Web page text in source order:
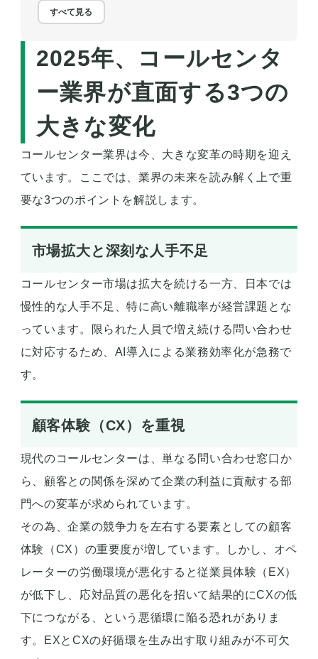
すべて見る
2025年、コールセンタ
ー業界が直面する3つの
大きな変化
コールセンター業界は今、大きな変革の時期を迎え
ています。ここでは、業界の未来を読み解く上で重
要な3つのポイントを解説します。
市場拡大と深刻な人手不足
コールセンター市場は拡大を続ける一方、日本では
慢性的な人手不足、特に高い離職率が経営課題とな
っています。限られた人員で増え続ける問い合わせ
に対応するため、AI導入による業務効率化が急務で
す。
顧客体験（CX）を重視
現代のコールセンターは、単なる問い合わせ窓口か
ら、顧客との関係を深めて企業の利益に貢献する部
門への変革が求められています。
その為、企業の競争力を左右する要素としての顧客
体験（CX）の重要度が増しています。しかし、オペ
レーターの労働環境が悪化すると従業員体験（EX）
が低下し、応対品質の悪化を招いて結果的にCXの低
下につながる、という悪循環に陥る恐れがありま
す。EXとCXの好循環を生み出す取り組みが不可欠